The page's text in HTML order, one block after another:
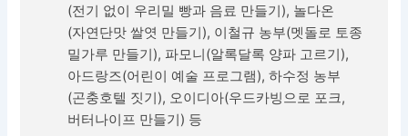
(전기 없이 우리밀 빵과 음료 만들기), 놀다온
(자연단맛 쌀엿 만들기), 이철규 농부(멧돌로 토종
밀가루 만들기), 파모니(알록달록 양파 고르기),
아드랑즈(어린이 예술 프로그램), 하수정 농부
(곤충호텔 짓기), 오이디아(우드카빙으로 포크,
버터나이프 만들기) 등